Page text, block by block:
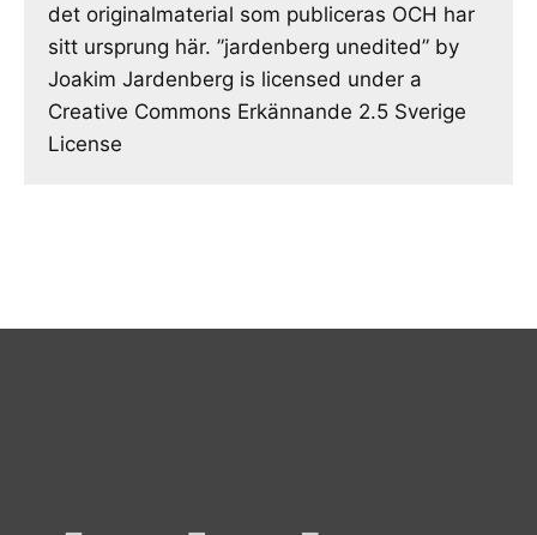
det originalmaterial som publiceras OCH har
sitt ursprung här. ”jardenberg unedited” by
Joakim Jardenberg is licensed under a
Creative Commons Erkännande 2.5 Sverige
License